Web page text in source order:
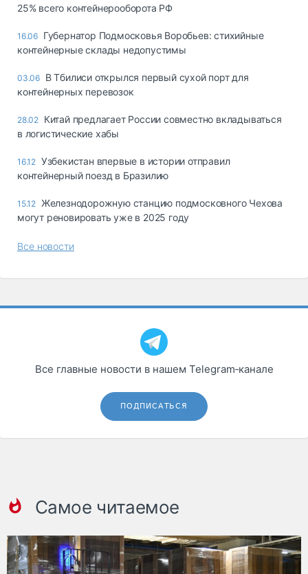
25% всего контейнерооборота РФ
16.06 Губернатор Подмосковья Воробьев: стихийные
контейнерные склады недопустимы
03.06 В Тбилиси открылся первый сухой порт для
контейнерных перевозок
28.02 Китай предлагает России совместно вкладываться
в логистические хабы
16.12 Узбекистан впервые в истории отправил
контейнерный поезд в Бразилию
15.12 Железнодорожную станцию подмосковного Чехова
могут реновировать уже в 2025 году
Все новости
Все главные новости в нашем Telegram‑канале
ПОДПИСАТЬСЯ
Самое читаемое